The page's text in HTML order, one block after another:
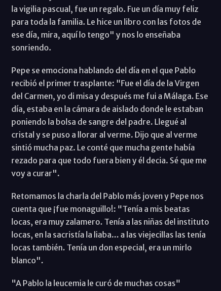
la vigilia pascual, fue un regalo. Fue un día muy feliz
para toda la familia. Le hice un libro con las fotos de
ese día, mira, aquí lo tengo" y nos lo enseñaba
sonriendo.
Pepe se emociona hablando del día en el que Pablo
recibió el primer trasplante: "Fue el día de la Virgen
del Carmen, yo di misa y después me fui a Málaga. Ese
día, estaba en la cámara de aislado donde le estaban
poniendo la bolsa de sangre del padre. Llegué al
cristal y se puso a llorar al verme. Dijo que al verme
sintió mucha paz. Le conté que mucha gente había
rezado para que todo fuera bien y él decia. Sé que me
voy a curar".
Retomamos la charla del Pablo más joven y Pepe nos
cuenta que ¡fue monaguillo!: "Tenía a mis beatas
locas, era muy zalamero. Tenía a las niñas del instituto
locas, en la sacristía la liaba... a las viejecillas las tenía
locas también. Tenía un don especial, era un mirlo
blanco".
"A Pablo la leucemia le curó de muchas cosas"